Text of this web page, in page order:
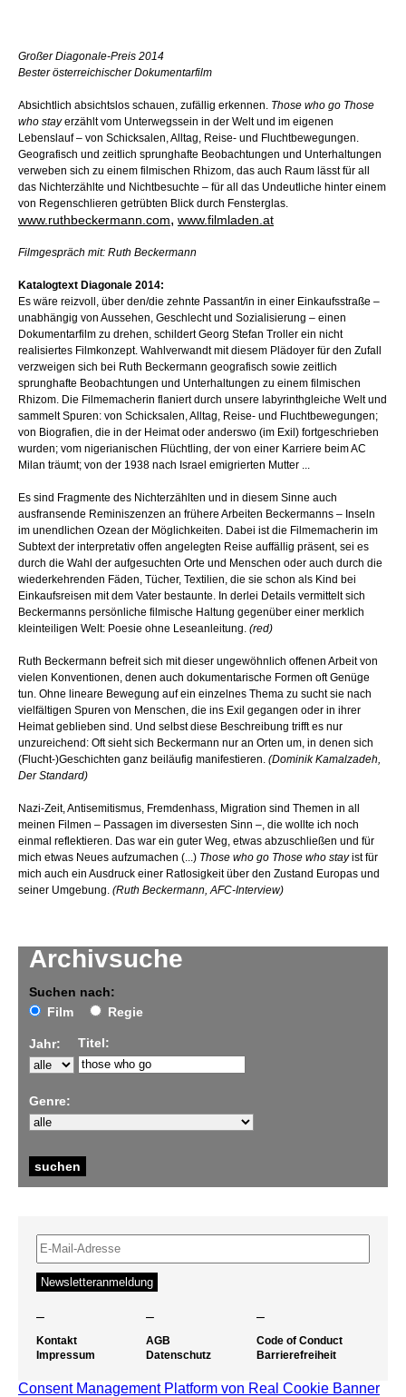
Archivsuche
Suchen nach:
Film
Regie
Jahr: Titel:
Genre:
Großer Diagonale-Preis 2014
Bester österreichischer Dokumentarfilm
Absichtlich absichtslos schauen, zufällig erkennen. Those who go Those
who stayerzählt vom Unterwegssein in der Welt und im eigenen
Lebenslauf – von Schicksalen, Alltag, Reise- und Fluchtbewegungen.
Geografisch und zeitlich sprunghafte Beobachtungen und Unterhaltungen
verweben sich zu einem filmischen Rhizom, das auch Raum lässt für all
das Nichterzählte und Nichtbesuchte – für all das Undeutliche hinter einem
von Regenschlieren getrübten Blick durch Fensterglas.
www.ruthbeckermann.com, www.filmladen.at
Filmgespräch mit: Ruth Beckermann
Katalogtext Diagonale 2014:
Es wäre reizvoll, über den/die zehnte Passant/in in einer Einkaufsstraße –
unabhängig von Aussehen, Geschlecht und Sozialisierung – einen
Dokumentarfilm zu drehen, schildert Georg Stefan Troller ein nicht
realisiertes Filmkonzept. Wahlverwandt mit diesem Plädoyer für den Zufall
verzweigen sich bei Ruth Beckermann geografisch sowie zeitlich
sprunghafte Beobachtungen und Unterhaltungen zu einem filmischen
Rhizom. Die Filmemacherin flaniert durch unsere labyrinthgleiche Welt und
sammelt Spuren: von Schicksalen, Alltag, Reise- und Fluchtbewegungen;
von Biografien, die in der Heimat oder anderswo (im Exil) fortgeschrieben
wurden; vom nigerianischen Flüchtling, der von einer Karriere beim AC
Milan träumt; von der 1938 nach Israel emigrierten Mutter ...
Es sind Fragmente des Nichterzählten und in diesem Sinne auch
ausfransende Reminiszenzen an frühere Arbeiten Beckermanns – Inseln
im unendlichen Ozean der Möglichkeiten. Dabei ist die Filmemacherin im
Subtext der interpretativ offen angelegten Reise auffällig präsent, sei es
durch die Wahl der aufgesuchten Orte und Menschen oder auch durch die
wiederkehrenden Fäden, Tücher, Textilien, die sie schon als Kind bei
Einkaufsreisen mit dem Vater bestaunte. In derlei Details vermittelt sich
Beckermanns persönliche filmische Haltung gegenüber einer merklich
kleinteiligen Welt: Poesie ohne Leseanleitung. (red)
Ruth Beckermann befreit sich mit dieser ungewöhnlich offenen Arbeit von
vielen Konventionen, denen auch dokumentarische Formen oft Genüge
tun. Ohne lineare Bewegung auf ein einzelnes Thema zu sucht sie nach
vielfältigen Spuren von Menschen, die ins Exil gegangen oder in ihrer
Heimat geblieben sind. Und selbst diese Beschreibung trifft es nur
unzureichend: Oft sieht sich Beckermann nur an Orten um, in denen sich
(Flucht-)Geschichten ganz beiläufig manifestieren. (Dominik Kamalzadeh,
Der Standard)
Nazi-Zeit, Antisemitismus, Fremdenhass, Migration sind Themen in all
meinen Filmen – Passagen im diversesten Sinn –, die wollte ich noch
einmal reflektieren. Das war ein guter Weg, etwas abzuschließen und für
mich etwas Neues aufzumachen (...) Those who go Those who stayist für
mich auch ein Ausdruck einer Ratlosigkeit über den Zustand Europas und
seiner Umgebung. (Ruth Beckermann, AFC-Interview)
– – –
Kontakt
Impressum
AGB
Datenschutz
Code of Conduct
Barrierefreiheit
Consent Management Platform von Real Cookie Banner